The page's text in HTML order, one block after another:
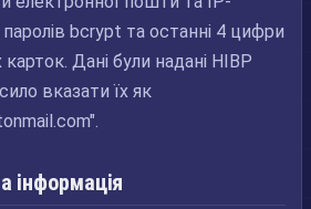
bcrypt та останні 4 цифри
Дані були надані HIBP
вказати їх як
".
інформація